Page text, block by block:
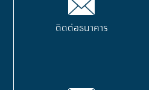
ติดต่อธนาคาร